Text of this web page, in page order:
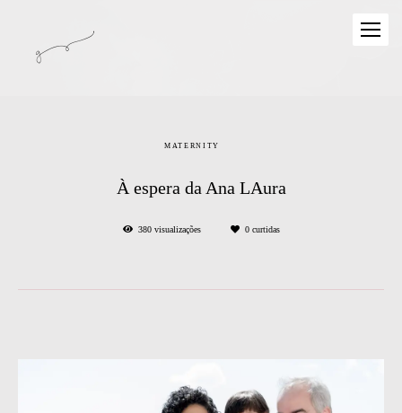
MATERNITY
À espera da Ana LAura
380visualizações 0curtidas